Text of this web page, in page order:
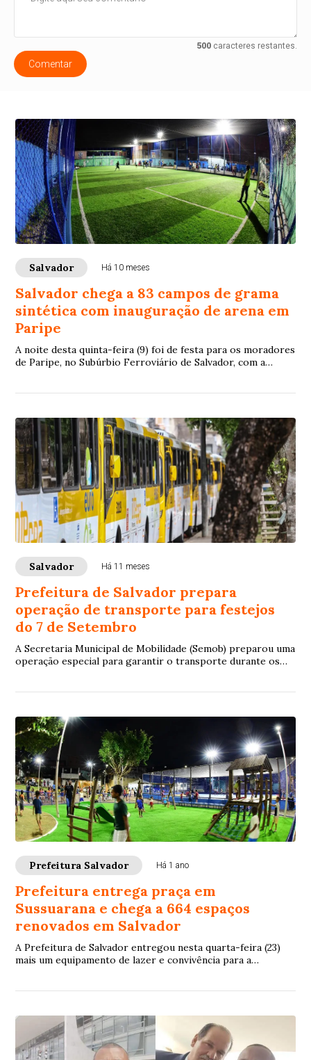
500caracteres restantes.
Comentar
Salvador Há 10 meses
Salvador chega a 83 campos de grama
sintética com inauguração de arena em
Paripe
A noite desta quinta-feira (9) foi de festa para os moradores
de Paripe, no Subúrbio Ferroviário de Salvador, com a
Salvador Há 11 meses
Prefeitura de Salvador prepara
operação de transporte para festejos
do 7 de Setembro
A Secretaria Municipal de Mobilidade (Semob) preparou uma
operação especial para garantir o transporte durante os
trânsito.
Prefeitura Salvador Há 1 ano
Prefeitura entrega praça em
Sussuarana e chega a 664 espaços
renovados em Salvador
A Prefeitura de Salvador entregou nesta quarta-feira (23)
mais um equipamento de lazer e convivência para a